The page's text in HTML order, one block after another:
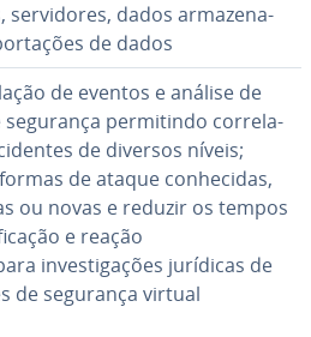
ser­vi­do­res, dados ar­ma­ze­na­
de dados
de eventos e análise de
segurança per­mi­tindo cor­re­la­
de diversos níveis;
de ataque co­nhe­ci­das,
ou novas e reduzir os tempos
e reação
in­ves­ti­ga­ções jurídicas de
de segurança virtual